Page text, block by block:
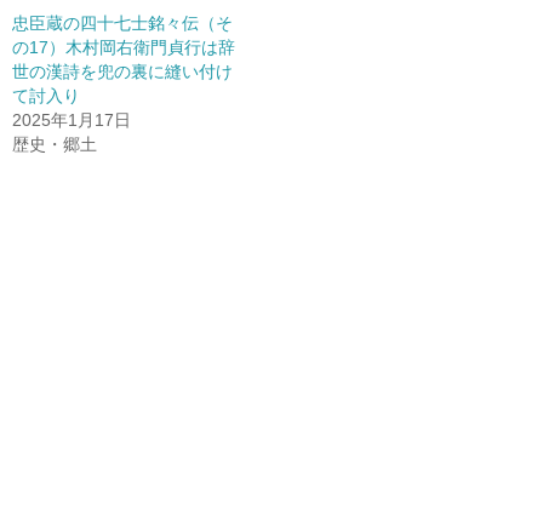
忠臣蔵の四十七士銘々伝（そ
の17）木村岡右衛門貞行は辞
世の漢詩を兜の裏に縫い付け
て討入り
2025年1月17日
歴史・郷土